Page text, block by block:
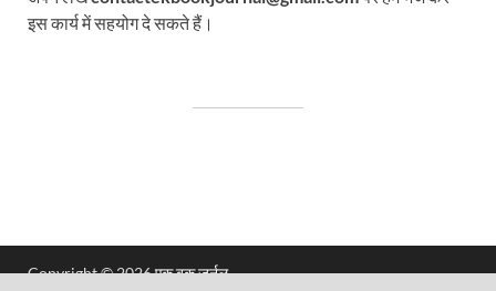
इस कार्य में सहयोग दे सकते हैं।
Copyright © 2026एक बुक जर्नल.